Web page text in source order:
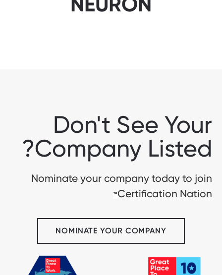
Don't See Your
Company Listed?
Nominate your company today to join
Certification Nation
™
NOMINATE YOUR COMPANY